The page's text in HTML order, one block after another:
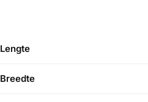
Lengte
Breedte